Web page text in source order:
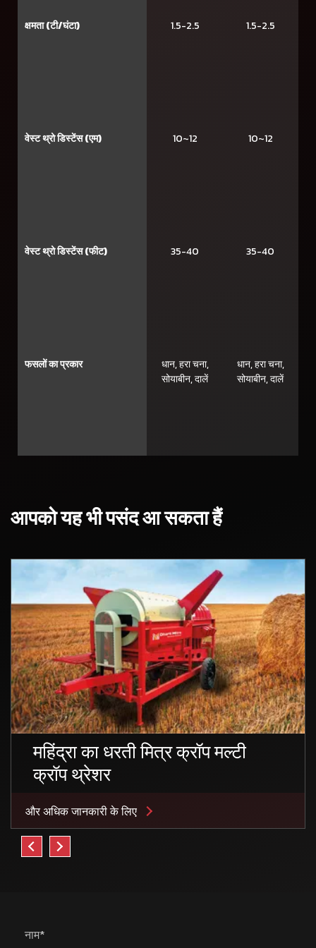
क्षमता (टी/घंटा)
वेस्ट थ्रो डिस्टेंस (एम)
वेस्ट थ्रो डिस्टेंस (फीट)
फसलों का प्रकार
1.5-2.5
10~12
35-40
धान, हरा चना,
सोयाबीन, दालें
1.5-2.5
10~12
35-40
धान, हरा चना,
सोयाबीन, दालें
आपको यह भी पसंद आ सकता हैं
महिंद्रा का धरती मित्र क्रॉप मल्टी
क्रॉप थ्रेशर
और अधिक जानकारी के लिए
नाम*